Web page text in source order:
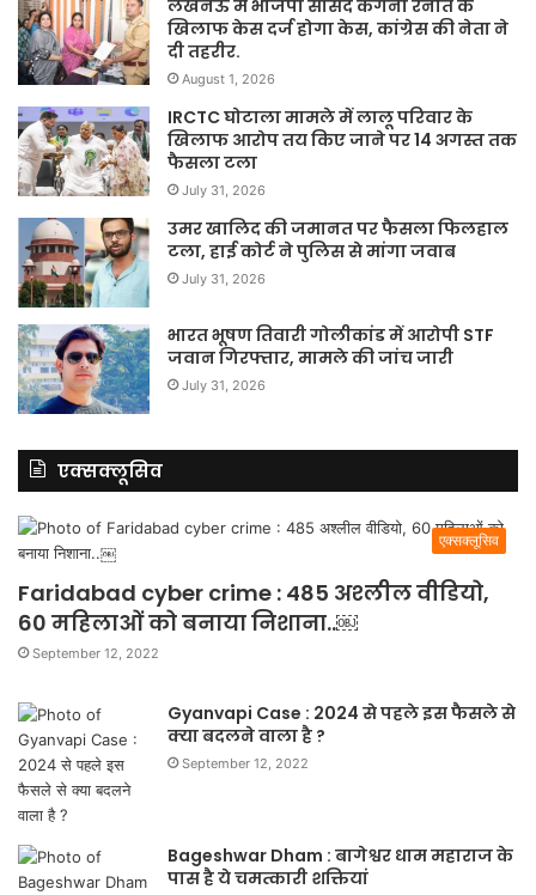
लखनऊ में भाजपा सांसद कंगना रनौत के
खिलाफ केस दर्ज होगा केस, कांग्रेस की नेता ने
दी तहरीर.
August 1, 2026
IRCTC घोटाला मामले में लालू परिवार के
खिलाफ आरोप तय किए जाने पर 14 अगस्त तक
फैसला टला
July 31, 2026
उमर खालिद की जमानत पर फैसला फिलहाल
टला, हाई कोर्ट ने पुलिस से मांगा जवाब
July 31, 2026
भारत भूषण तिवारी गोलीकांड में आरोपी STF
जवान गिरफ्तार, मामले की जांच जारी
July 31, 2026
एक्सक्लूसिव
एक्सक्लूसिव
Faridabad cyber crime : 485 अश्लील वीडियो,
60 महिलाओं को बनाया निशाना..￼
September 12, 2022
Gyanvapi Case : 2024 से पहले इस फैसले से
क्या बदलने वाला है ?
September 12, 2022
Bageshwar Dham : बागेश्वर धाम महाराज के
पास है ये चमत्कारी शक्तियां